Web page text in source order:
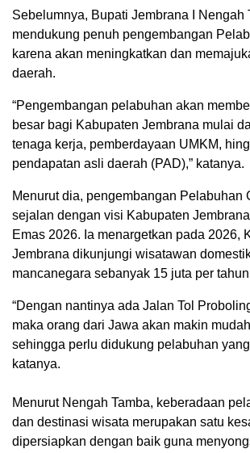
Sebelumnya, Bupati Jembrana I Nengah
mendukung penuh pengembangan
karena akan meningkatkan dan
daerah.
“Pengembangan pelabuhan akan
besar bagi Kabupaten Jembrana mulai
tenaga kerja, pemberdayaan UMKM,
pendapatan asli daerah (PAD),” katanya.
Menurut dia, pengembangan Pelabuhan
sejalan dengan visi Kabupaten
Emas 2026. Ia menargetkan pada 2026,
Jembrana dikunjungi wisatawan
mancanegara sebanyak 15 juta per
“Dengan nantinya ada Jalan Tol
maka orang dari Jawa akan makin
sehingga perlu didukung pelabuhan
katanya.
Menurut Nengah Tamba, keberadaan
dan destinasi wisata merupakan satu
dipersiapkan dengan baik guna